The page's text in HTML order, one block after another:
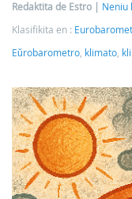
Redaktita de Estro
Neniu
Klasifikita en :
Eŭrobarometro, klimato,